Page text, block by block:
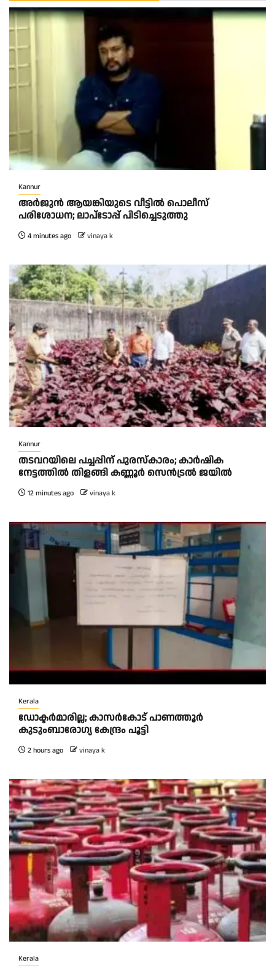
Kannur
അർജുൻ ആയങ്കിയുടെ വീട്ടിൽ പൊലീസ്
പരിശോധന; ലാപ്ടോപ്പ് പിടിച്ചെടുത്തു
4 minutes ago vinaya k
Kannur
തടവറയിലെ പച്ചപ്പിന് പുരസ്‌കാരം; കാർഷിക
നേട്ടത്തിൽ തിളങ്ങി കണ്ണൂർ സെൻട്രൽ ജയിൽ
12 minutes ago vinaya k
Kerala
ഡോക്ടർമാരില്ല; കാസർകോട് പാണത്തൂർ
കുടുംബാരോഗ്യ കേന്ദ്രം പൂട്ടി
2 hours ago vinaya k
Kerala